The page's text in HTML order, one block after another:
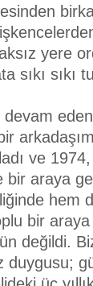
yere
sıkı sıkı
ve
bir araya
bir
değildi.
duygusu;